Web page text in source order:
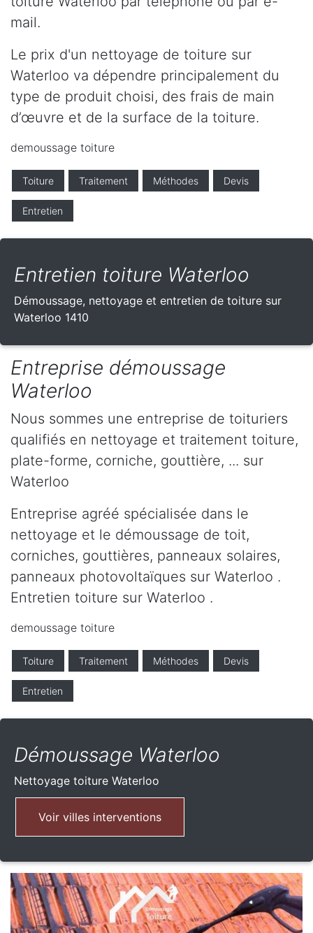
mail.
Le prix d'un nettoyage de toiture sur
Waterloo va dépendre principalement du
type de produit choisi, des frais de main
d’œuvre et de la surface de la toiture.
demoussage toiture
Toiture Traitement Méthodes Devis
Entretien
Entretien toiture Waterloo
Démoussage, nettoyage et entretien de toiture sur
Waterloo 1410
Entreprise démoussage
Waterloo
Nous sommes une entreprise de toituriers
qualifiés en nettoyage et traitement toiture,
plate-forme, corniche, gouttière, ... sur
Waterloo
Entreprise agréé spécialisée dans le
nettoyage et le démoussage de toit,
corniches, gouttières, panneaux solaires,
panneaux photovoltaïques sur Waterloo .
Entretien toiture sur Waterloo .
demoussage toiture
Toiture Traitement Méthodes Devis
Entretien
Démoussage Waterloo
Nettoyage toiture Waterloo
Voir villes interventions